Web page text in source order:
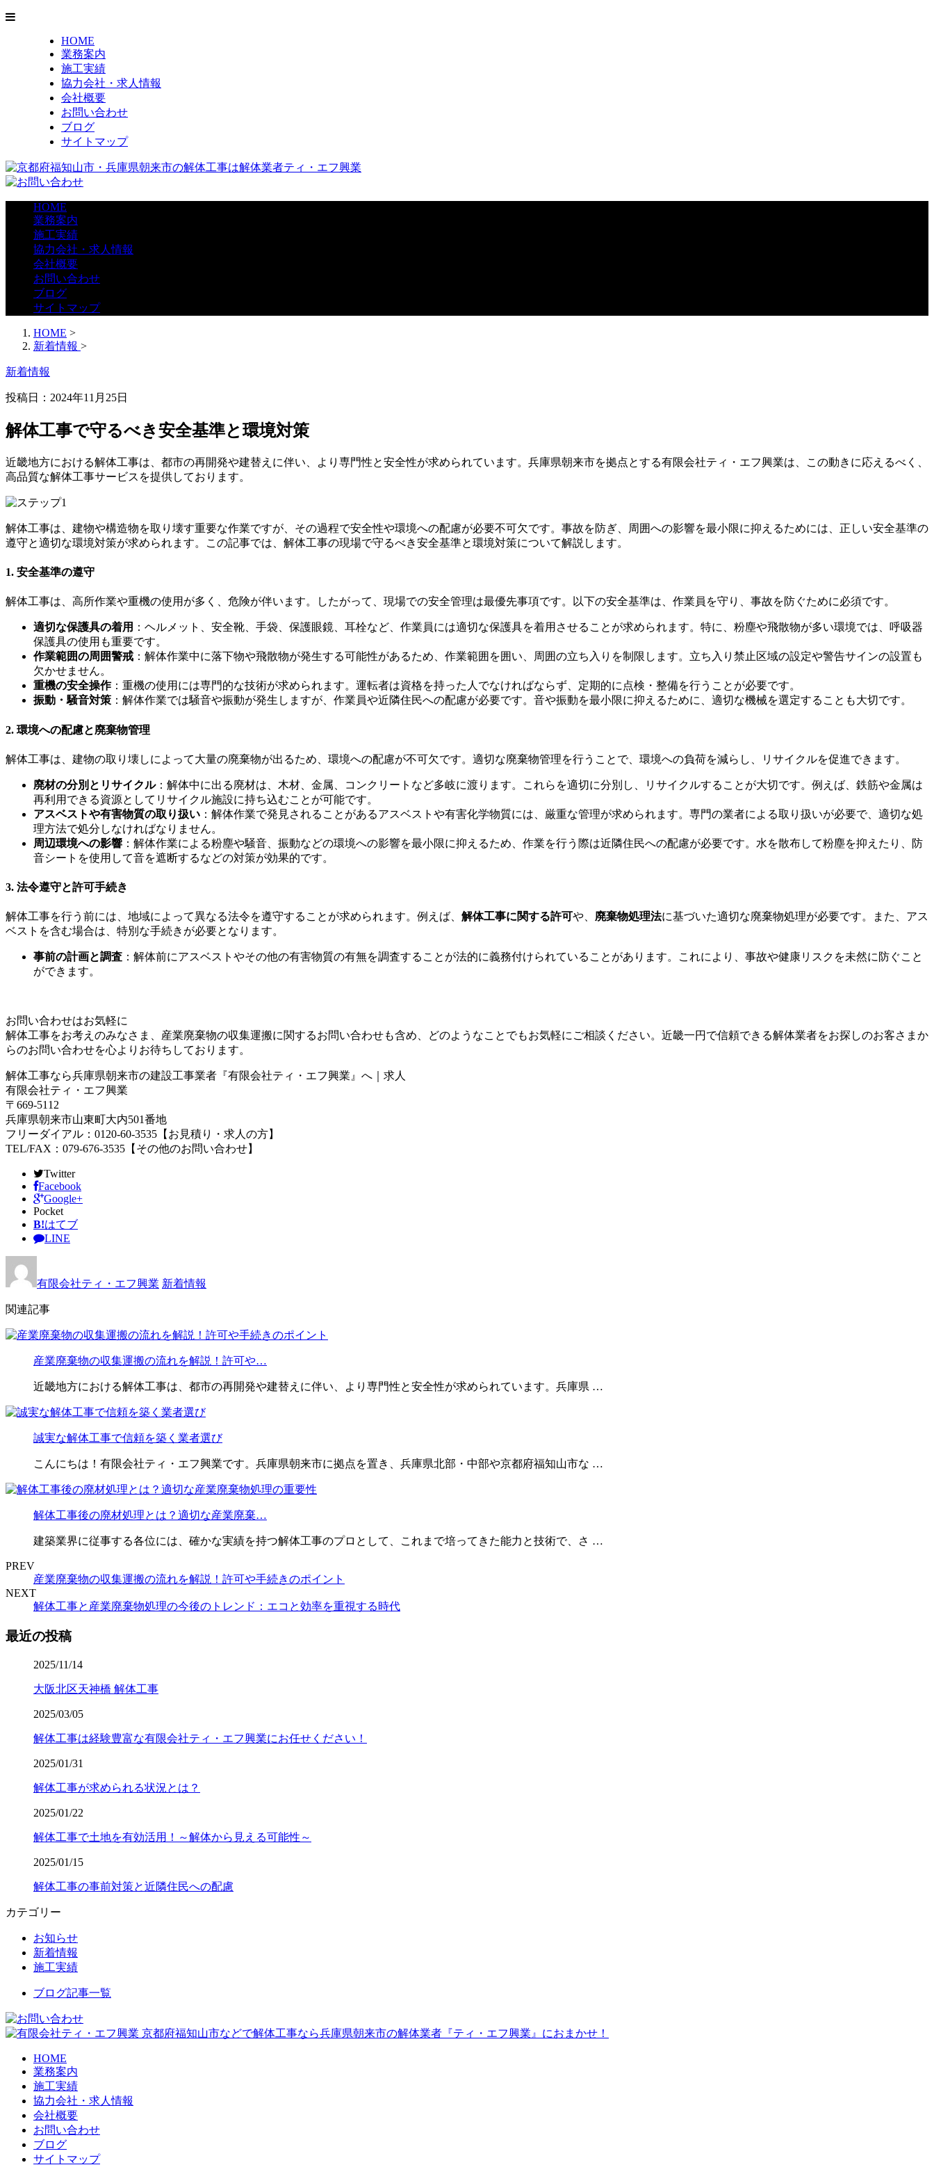
HOME
業務案内
施工実績
協力会社・求人情報
会社概要
お問い合わせ
ブログ
サイトマップ
HOME
業務案内
施工実績
協力会社・求人情報
会社概要
お問い合わせ
ブログ
サイトマップ
HOME >
新着情報 >
新着情報
投稿日：2024年11月25日
解体工事で守るべき安全基準と環境対策
近畿地方における解体工事は、都市の再開発や建替えに伴い、より専門性と安全性が求められています。兵庫県朝来市を拠点とする有限会社ティ・エフ興業は、この動きに応えるべく、
高品質な解体工事サービスを提供しております。
解体工事は、建物や構造物を取り壊す重要な作業ですが、その過程で安全性や環境への配慮が必要不可欠です。事故を防ぎ、周囲への影響を最小限に抑えるためには、正しい安全基準の
遵守と適切な環境対策が求められます。この記事では、解体工事の現場で守るべき安全基準と環境対策について解説します。
1. 安全基準の遵守
解体工事は、高所作業や重機の使用が多く、危険が伴います。したがって、現場での安全管理は最優先事項です。以下の安全基準は、作業員を守り、事故を防ぐために必須です。
適切な保護具の着用 ：ヘルメット、安全靴、手袋、保護眼鏡、耳栓など、作業員には適切な保護具を着用させることが求められます。特に、粉塵や飛散物が多い環境では、呼吸器
保護具の使用も重要です。
作業範囲の周囲警戒 ：解体作業中に落下物や飛散物が発生する可能性があるため、作業範囲を囲い、周囲の立ち入りを制限します。立ち入り禁止区域の設定や警告サインの設置も
欠かせません。
重機の安全操作：重機の使用には専門的な技術が求められます。運転者は資格を持った人でなければならず、定期的に点検・整備を行うことが必要です。
振動・騒音対策 ：解体作業では騒音や振動が発生しますが、作業員や近隣住民への配慮が必要です。音や振動を最小限に抑えるために、適切な機械を選定することも大切です。
2. 環境への配慮と廃棄物管理
解体工事は、建物の取り壊しによって大量の廃棄物が出るため、環境への配慮が不可欠です。適切な廃棄物管理を行うことで、環境への負荷を減らし、リサイクルを促進できます。
廃材の分別とリサイクル：解体中に出る廃材は、木材、金属、コンクリートなど多岐に渡ります。これらを適切に分別し、リサイクルすることが大切です。例えば、鉄筋や金属は
再利用できる資源としてリサイクル施設に持ち込むことが可能です。
アスベストや有害物質の取り扱い ：解体作業で発見されることがあるアスベストや有害化学物質には、厳重な管理が求められます。専門の業者による取り扱いが必要で、適切な処
理方法で処分しなければなりません。
周辺環境への影響 ：解体作業による粉塵や騒音、振動などの環境への影響を最小限に抑えるため、作業を行う際は近隣住民への配慮が必要です。水を散布して粉塵を抑えたり、防
音シートを使用して音を遮断するなどの対策が効果的です。
3. 法令遵守と許可手続き
解体工事を行う前には、地域によって異なる法令を遵守することが求められます。例えば、 解体工事に関する許可や、 廃棄物処理法に基づいた適切な廃棄物処理が必要です。また、アス
ベストを含む場合は、特別な手続きが必要となります。
事前の計画と調査 ：解体前にアスベストやその他の有害物質の有無を調査することが法的に義務付けられていることがあります。これにより、事故や健康リスクを未然に防ぐこと
ができます。
お問い合わせはお気軽に
解体工事をお考えのみなさま、産業廃棄物の収集運搬に関するお問い合わせも含め、どのようなことでもお気軽にご相談ください。近畿一円で信頼できる解体業者をお探しのお客さまか
らのお問い合わせを心よりお待ちしております。
解体工事なら兵庫県朝来市の建設工事業者『有限会社ティ・エフ興業』へ｜求人
有限会社ティ・エフ興業
〒669-5112
兵庫県朝来市山東町大内501番地
フリーダイアル：0120-60-3535【お見積り・求人の方】
TEL/FAX：079-676-3535【その他のお問い合わせ】
Twitter
Facebook
Google+
Pocket
B!はてブ
LINE
有限会社ティ・エフ興業 新着情報
関連記事
産業廃棄物の収集運搬の流れを解説！許可や…
近畿地方における解体工事は、都市の再開発や建替えに伴い、より専門性と安全性が求められています。兵庫県 …
誠実な解体工事で信頼を築く業者選び
こんにちは！有限会社ティ・エフ興業です。兵庫県朝来市に拠点を置き、兵庫県北部・中部や京都府福知山市な …
解体工事後の廃材処理とは？適切な産業廃棄…
建築業界に従事する各位には、確かな実績を持つ解体工事のプロとして、これまで培ってきた能力と技術で、さ …
PREV
産業廃棄物の収集運搬の流れを解説！許可や手続きのポイント
NEXT
解体工事と産業廃棄物処理の今後のトレンド：エコと効率を重視する時代
最近の投稿
2025/11/14
大阪北区天神橋 解体工事
2025/03/05
解体工事は経験豊富な有限会社ティ・エフ興業にお任せください！
2025/01/31
解体工事が求められる状況とは？
2025/01/22
解体工事で土地を有効活用！～解体から見える可能性～
2025/01/15
解体工事の事前対策と近隣住民への配慮
カテゴリー
お知らせ
新着情報
施工実績
ブログ記事一覧
京都府福知山市などで解体工事なら兵庫県朝来市の解体業者『ティ・エフ興業』におまかせ！
HOME
業務案内
施工実績
協力会社・求人情報
会社概要
お問い合わせ
ブログ
サイトマップ